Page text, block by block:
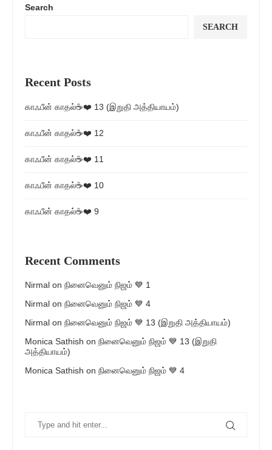
Search
SEARCH
Recent Posts
காஃபீன் காதல்☕❤️ 13 (இறுதி அத்தியாயம்)
காஃபீன் காதல்☕❤️ 12
காஃபீன் காதல்☕❤️ 11
காஃபீன் காதல்☕❤️ 10
காஃபீன் காதல்☕❤️ 9
Recent Comments
Nirmal on நினைவெனும் நிஜம் 💙 1
Nirmal on நினைவெனும் நிஜம் 💙 4
Nirmal on நினைவெனும் நிஜம் 💙 13 (இறுதி அத்தியாயம்)
Monica Sathish on நினைவெனும் நிஜம் 💙 13 (இறுதி
அத்தியாயம்)
Monica Sathish on நினைவெனும் நிஜம் 💙 4